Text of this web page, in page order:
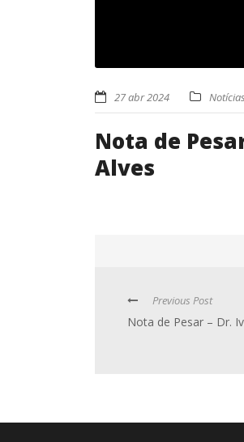
27 abr 2024 Notícias
Nota de
Alves
Previous Post
Nota de Pesar – Dr.